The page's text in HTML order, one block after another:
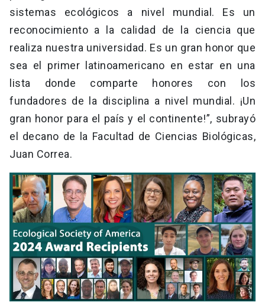
sistemas ecológicos a nivel mundial. Es un
reconocimiento a la calidad de la ciencia que
realiza nuestra universidad. Es un gran honor que
sea el primer latinoamericano en estar en una
lista donde comparte honores con los
fundadores de la disciplina a nivel mundial. ¡Un
gran honor para el país y el continente!”, subrayó
el decano de la Facultad de Ciencias Biológicas,
Juan Correa.